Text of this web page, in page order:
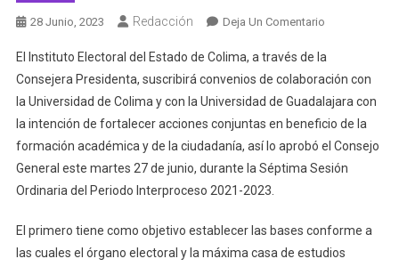
28 Junio, 2023 Redacción Deja Un ComentarioEn
IEE
Suscribir
Convenios
De
Colaboración
Con
UdeG
El Instituto Electoral del Estado de Colima, a través de la
Consejera Presidenta, suscribirá convenios de colaboración con
la Universidad de Colima y con la Universidad de Guadalajara con
la intención de fortalecer acciones conjuntas en beneficio de la
formación académica y de la ciudadanía, así lo aprobó el Consejo
General este martes 27 de junio, durante la Séptima Sesión
Ordinaria del Periodo Interproceso 2021-2023.
El primero tiene como objetivo establecer las bases conforme a
las cuales el órgano electoral y la máxima casa de estudios